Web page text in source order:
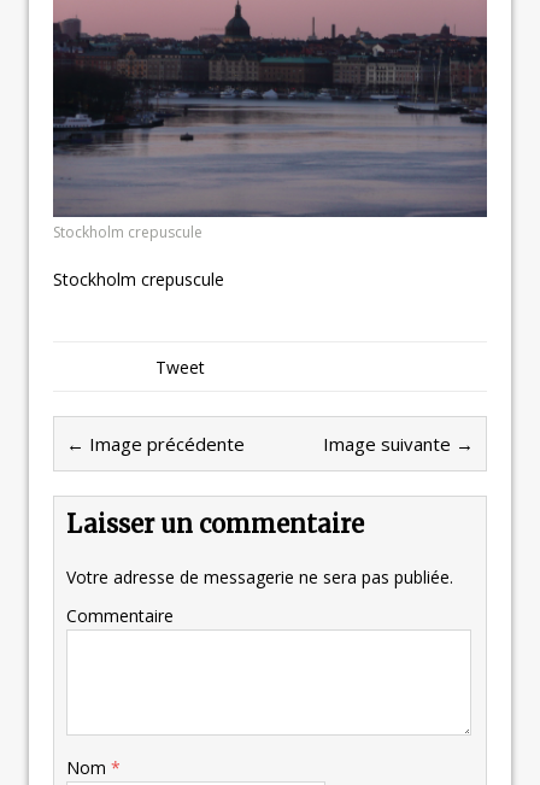
Stockholm crepuscule
Stockholm crepuscule
Tweet
← Image précédente Image suivante →
Laisser un commentaire
Votre adresse de messagerie ne sera pas publiée.
Commentaire
Nom *